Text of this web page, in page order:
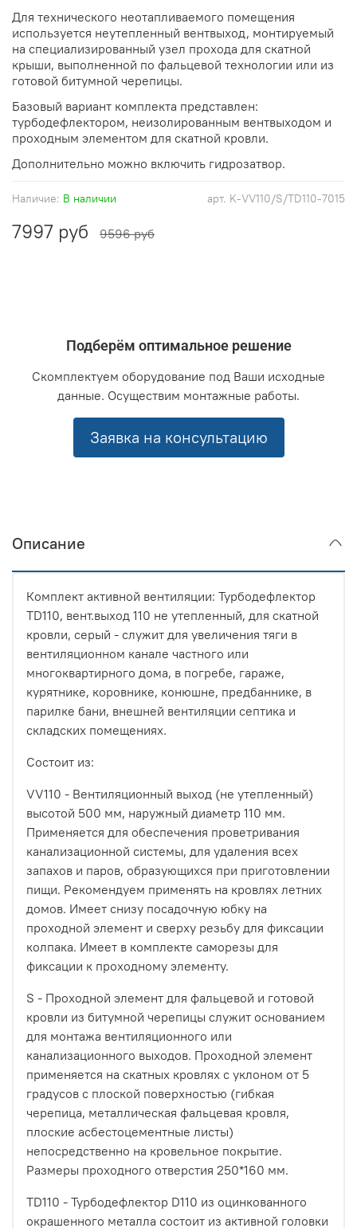
арт. K-VV110/S/TD110-7015
Наличие: В наличии
7997 руб 9596 руб
Для технического неотапливаемого помещения
используется неутепленный вентвыход, монтируемый
на специализированный узел прохода для скатной
крыши, выполненной по фальцевой технологии или из
готовой битумной черепицы.
Базовый вариант комплекта представлен:
турбодефлектором, неизолированным вентвыходом и
проходным элементом для скатной кровли.
Дополнительно можно включить гидрозатвор.
Подберём оптимальное решение
Скомплектуем оборудование под Ваши исходные
данные. Осуществим монтажные работы.
Заявка на консультацию
Описание
Комплект активной вентиляции: Турбодефлектор
TD110, вент.выход 110 не утепленный, для скатной
кровли, серый - служит для увеличения тяги в
вентиляционном канале частного или
многоквартирного дома, в погребе, гараже,
курятнике, коровнике, конюшне, предбаннике, в
парилке бани, внешней вентиляции септика и
складских помещениях.
Состоит из:
VV110 - Вентиляционный выход (не утепленный)
высотой 500 мм, наружный диаметр 110 мм.
Применяется для обеспечения проветривания
канализационной системы, для удаления всех
запахов и паров, образующихся при приготовлении
пищи. Рекомендуем применять на кровлях летних
домов. Имеет снизу посадочную юбку на
проходной элемент и сверху резьбу для фиксации
колпака. Имеет в комплекте саморезы для
фиксации к проходному элементу.
S - Проходной элемент для фальцевой и готовой
кровли из битумной черепицы служит основанием
для монтажа вентиляционного или
канализационного выходов. Проходной элемент
применяется на скатных кровлях с уклоном от 5
градусов с плоской поверхностью (гибкая
черепица, металлическая фальцевая кровля,
плоские асбестоцементные листы)
непосредственно на кровельное покрытие.
Размеры проходного отверстия 250*160 мм.
TD110 - Турбодефлектор D110 из оцинкованного
окрашенного металла состоит из активной головки